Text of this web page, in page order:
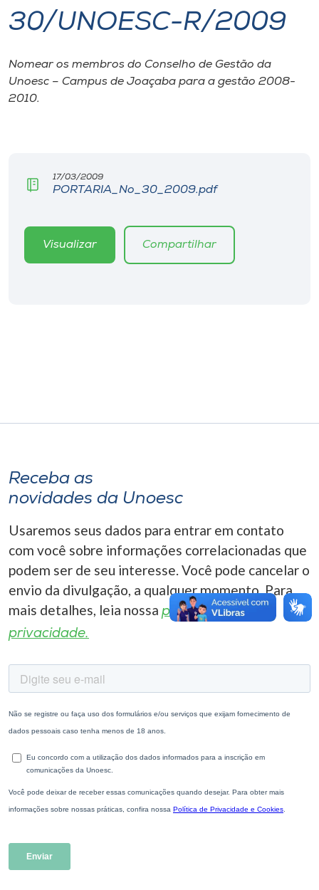
I.nova
Diplomados
Editora
A+
30/UNOESC-R/2009
Nomear os membros do Conselho de Gestão da
Unoesc – Campus de Joaçaba para a gestão 2008-
2010.
17/03/2009
PORTARIA_No_30_2009.pdf
Visualizar Compartilhar
Receba as
novidades da Unoesc
Usaremos seus dados para entrar em contato
com você sobre informações correlacionadas que
podem ser de seu interesse. Você pode cancelar o
envio da divulgação, a qualquer momento. Para
mais detalhes, leia nossa política de
privacidade.